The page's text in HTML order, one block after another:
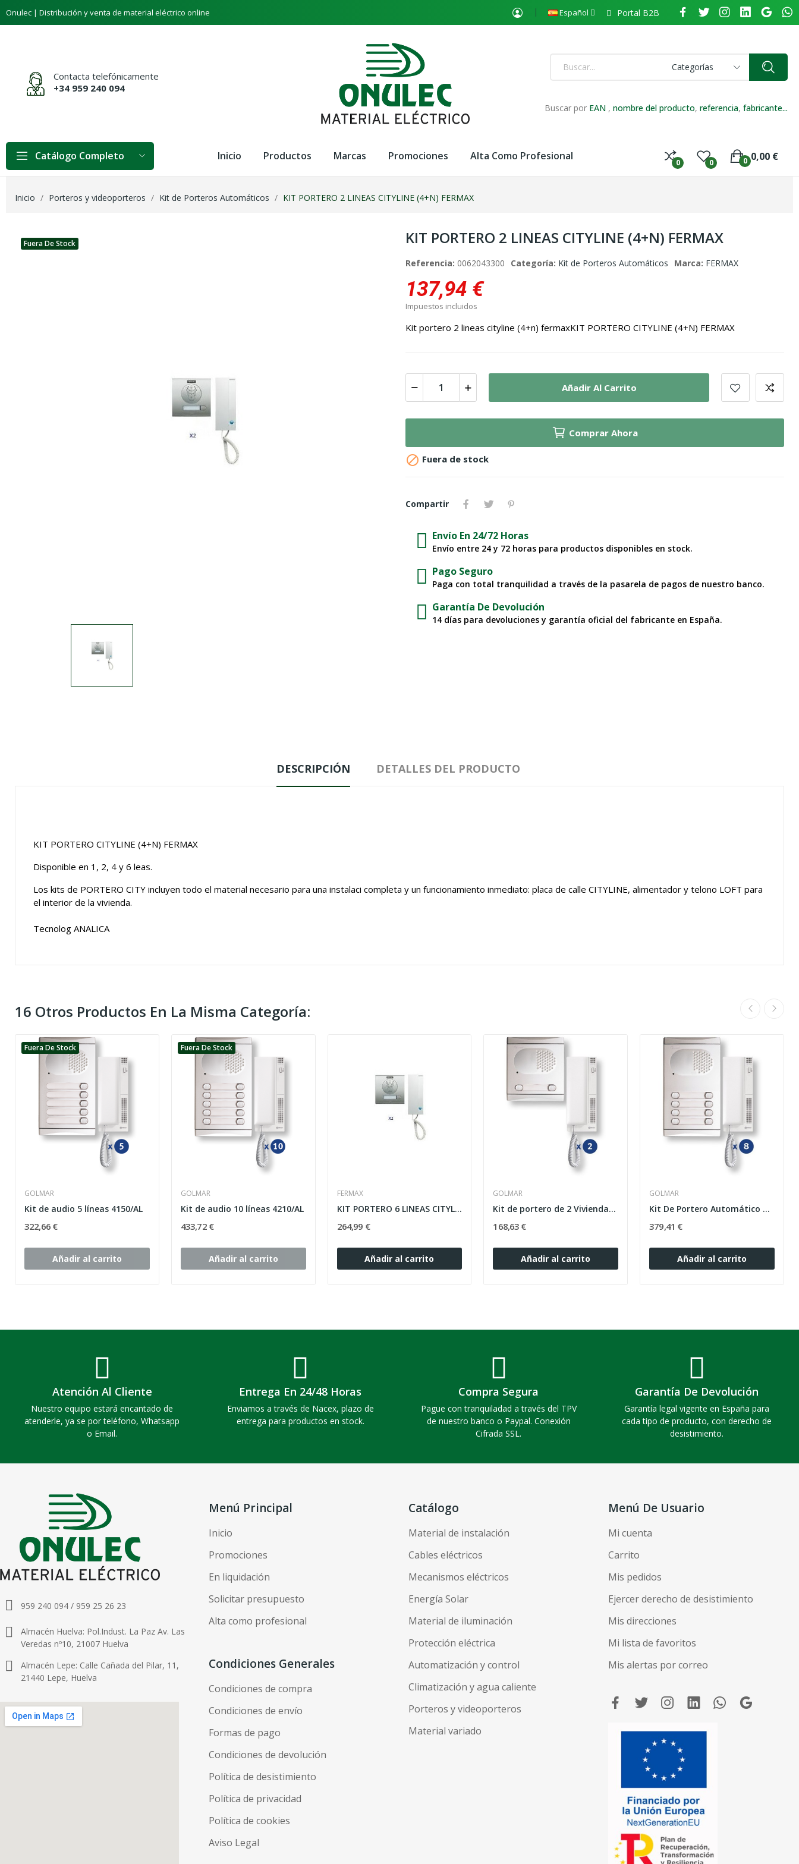
Onulec | Distribución y venta de material eléctrico online Español Portal B2B
Contacta telefónicamente
+34 959 240 094
Categorías
Buscar por EAN ,nombre del producto,referencia,fabricante...
Catálogo Completo Inicio Productos Marcas Promociones Alta Como Profesional
0 0 0,00 €
0
Inicio Porteros y videoporteros Kit de Porteros Automáticos KIT PORTERO 2 LINEAS CITYLINE (4+N) FERMAX
Fuera De Stock KIT PORTERO 2 LINEAS CITYLINE (4+N) FERMAX
Referencia: 0062043300 Categoría: Kit de Porteros Automáticos Marca: FERMAX
137,94 €
Impuestos incluidos
Kit portero 2 lineas cityline (4+n) fermaxKIT PORTERO CITYLINE (4+N) FERMAX
Añadir Al Carrito
Comprar Ahora
 Fuera de stock
Compartir
Envío En 24/72 Horas
Envío entre 24 y 72 horas para productos disponibles en stock.
Pago Seguro
Paga con total tranquilidad a través de la pasarela de pagos de nuestro banco.
Garantía De Devolución
14 días para devoluciones y garantía oficial del fabricante en España.
DESCRIPCIÓN DETALLES DEL PRODUCTO
KIT PORTERO CITYLINE (4+N) FERMAX
Disponible en 1, 2, 4 y 6 leas.
Los kits de PORTERO CITY incluyen todo el material necesario para una instalaci completa y un funcionamiento inmediato: placa de calle CITYLINE, alimentador y telono LOFT para
el interior de la vivienda.
Tecnolog ANALICA
16 Otros Productos En La Misma Categoría:
Fuera De Stock
GOLMAR
Kit de audio 5 líneas 4150/AL
322,66 €
Añadir al carrito
Fuera De Stock
GOLMAR
Kit de audio 10 líneas 4210/AL
433,72 €
Añadir al carrito
FERMAX
KIT PORTERO 6 LINEAS CITYLINE (4+N) FERMAX
264,99 €
Añadir al carrito
GOLMAR
Kit de portero de 2 Viviendas 4220/Al Golmar
168,63 €
Añadir al carrito
GOLMAR
Kit De Portero Automático 8 Viviendas 4280/Al...
379,41 €
Añadir al carrito
Atención Al Cliente
Nuestro equipo estará encantado de
atenderle, ya se por teléfono, Whatsapp
o Email.
Entrega En 24/48 Horas
Enviamos a través de Nacex, plazo de
entrega para productos en stock.
Compra Segura
Pague con tranquiladad a través del TPV
de nuestro banco o Paypal. Conexión
Cifrada SSL.
Garantía De Devolución
Garantía legal vigente en España para
cada tipo de producto, con derecho de
desistimiento.
959 240 094 / 959 25 26 23
Almacén Huelva: Pol.Indust. La Paz Av. Las
Veredas nº10, 21007 Huelva
Almacén Lepe: Calle Cañada del Pilar, 11,
21440 Lepe, Huelva
Menú Principal
Inicio
Promociones
En liquidación
Solicitar presupuesto
Alta como profesional
Condiciones Generales
Condiciones de compra
Condiciones de envío
Formas de pago
Condiciones de devolución
Política de desistimiento
Política de privacidad
Política de cookies
Aviso Legal
Catálogo
Material de instalación
Cables eléctricos
Mecanismos eléctricos
Energía Solar
Material de iluminación
Protección eléctrica
Automatización y control
Climatización y agua caliente
Porteros y videoporteros
Material variado
Menú De Usuario
Mi cuenta
Carrito
Mis pedidos
Ejercer derecho de desistimiento
Mis direcciones
Mi lista de favoritos
Mis alertas por correo